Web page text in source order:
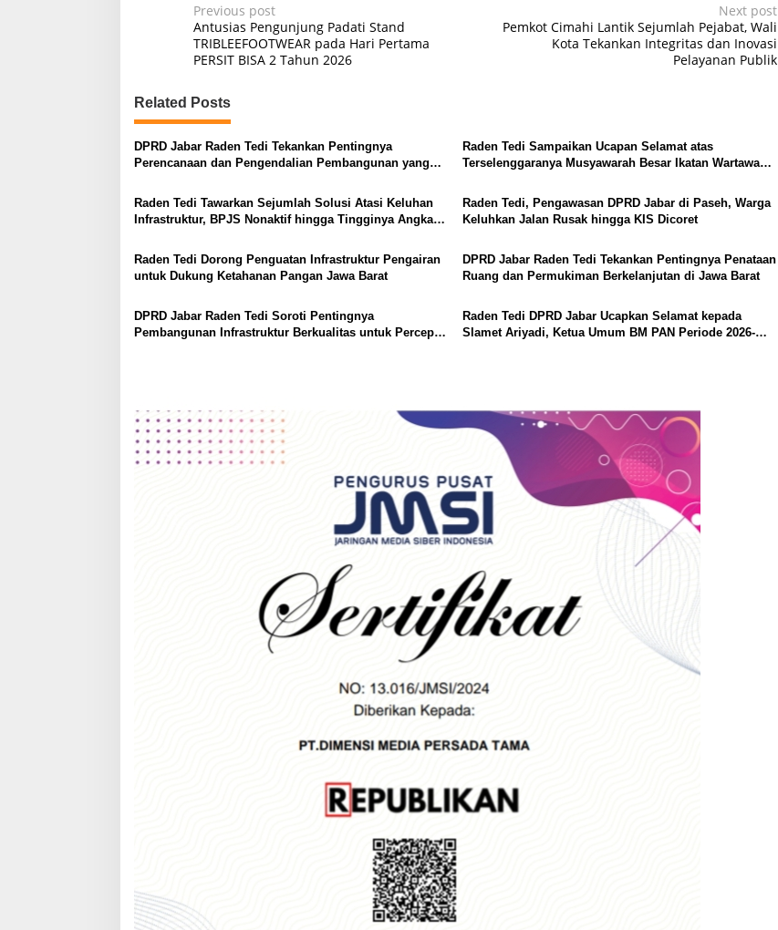
P
o
s
t
n
a
v
i
g
t
o
Previous post
Antusias Pengunjung Padati Stand
TRIBLEEFOOTWEAR pada Hari Pertama
PERSIT BISA 2 Tahun 2026
Next post
Pemkot Cimahi Lantik Sejumlah Pejabat, Wali
Kota Tekankan Integritas dan Inovasi
Pelayanan Publik
Related Posts
DPRD Jabar Raden Tedi Tekankan Pentingnya
Perencanaan dan Pengendalian Pembangunan yang
Raden Tedi Sampaikan Ucapan Selamat atas
Terselenggaranya Musyawarah Besar Ikatan Wartawan
Raden Tedi Tawarkan Sejumlah Solusi Atasi Keluhan
Infrastruktur, BPJS Nonaktif hingga Tingginya Angka
Raden Tedi, Pengawasan DPRD Jabar di Paseh, Warga
Keluhkan Jalan Rusak hingga KIS Dicoret
Raden Tedi Dorong Penguatan Infrastruktur Pengairan
untuk Dukung Ketahanan Pangan Jawa Barat
DPRD Jabar Raden Tedi Tekankan Pentingnya Penataan
Ruang dan Permukiman Berkelanjutan di Jawa Barat
DPRD Jabar Raden Tedi Soroti Pentingnya
Pembangunan Infrastruktur Berkualitas untuk Percepat
Raden Tedi DPRD Jabar Ucapkan Selamat kepada
Slamet Ariyadi, Ketua Umum BM PAN Periode 2026-